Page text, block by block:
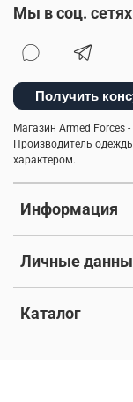
Информация
Личные
Каталог
Мы в соц. сетях
Получить
Магазин Armed Forces
Производитель
характером.